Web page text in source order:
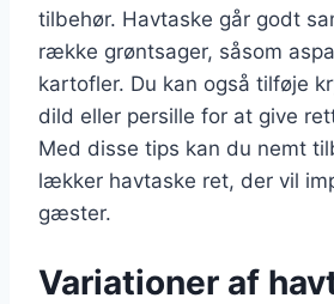
tilbehør. Havtaske går godt
række grøntsager, såsom
kartofler. Du kan også tilføje
dild eller persille for at give
Med disse tips kan du nemt
lækker havtaske ret, der vil
gæster.
Variationer af